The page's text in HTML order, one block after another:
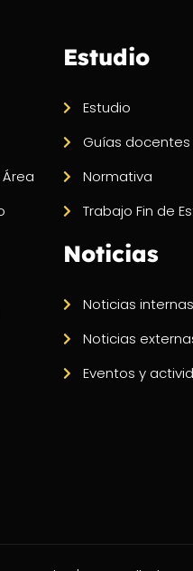
Estudio
Estudio
Guías docentes
Normativa
Trabajo Fin de
Noticias
Noticias internas
Noticias
Eventos y